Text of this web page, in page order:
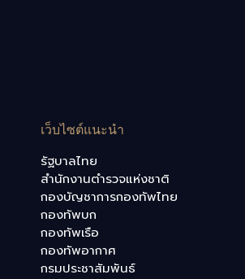
เว็บไซต์แนะนำ
รัฐบาลไทย
สำนักงานตำรวจแห่งชาติ
กองบัญชาการกองทัพไทย
กองทัพบก
กองทัพเรือ
กองทัพอากาศ
กรมประชาสัมพันธ์